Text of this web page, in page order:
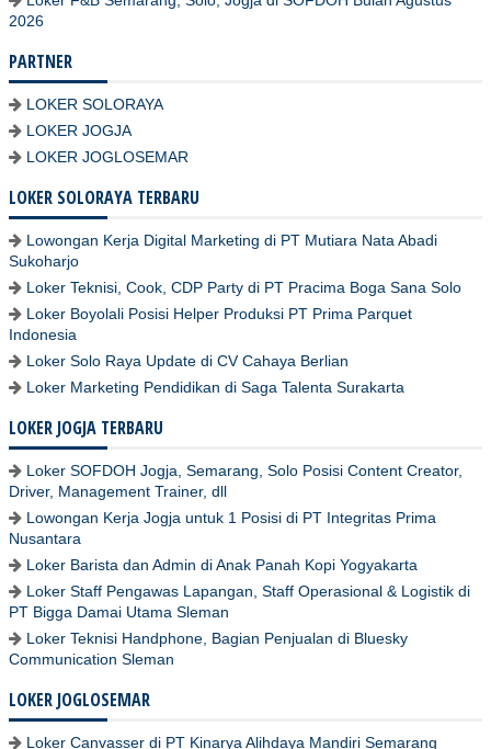
2026
PARTNER
LOKER SOLORAYA
LOKER JOGJA
LOKER JOGLOSEMAR
LOKER SOLORAYA TERBARU
Lowongan Kerja Digital Marketing di PT Mutiara Nata Abadi
Sukoharjo
Loker Teknisi, Cook, CDP Party di PT Pracima Boga Sana Solo
Loker Boyolali Posisi Helper Produksi PT Prima Parquet
Indonesia
Loker Solo Raya Update di CV Cahaya Berlian
Loker Marketing Pendidikan di Saga Talenta Surakarta
LOKER JOGJA TERBARU
Loker SOFDOH Jogja, Semarang, Solo Posisi Content Creator,
Driver, Management Trainer, dll
Lowongan Kerja Jogja untuk 1 Posisi di PT Integritas Prima
Nusantara
Loker Barista dan Admin di Anak Panah Kopi Yogyakarta
Loker Staff Pengawas Lapangan, Staff Operasional & Logistik di
PT Bigga Damai Utama Sleman
Loker Teknisi Handphone, Bagian Penjualan di Bluesky
Communication Sleman
LOKER JOGLOSEMAR
Loker Canvasser di PT Kinarya Alihdaya Mandiri Semarang